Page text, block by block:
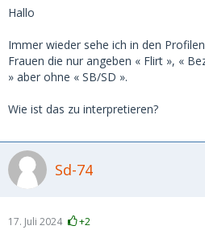
Hallo
Immer wieder sehe ich in den
Frauen die nur angeben « Flirt », «
» aber ohne « SB/SD ».
Wie ist das zu interpretieren?
Sd-74
17. Juli 2024 +2